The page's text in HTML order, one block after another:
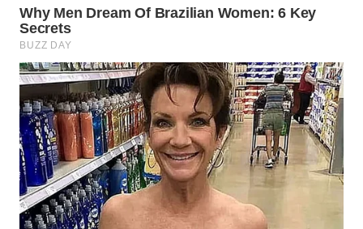
SERIBU
WN
TANGERANG
WN
BINJAI
WN
CIREBON